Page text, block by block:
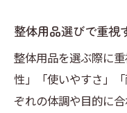
自宅ケアに
整体器具の
通販で手に
整体グッズ
整体用品選びで重視
整体用品を選ぶ際に
性」「使いやすさ」
ぞれの体調や目的に